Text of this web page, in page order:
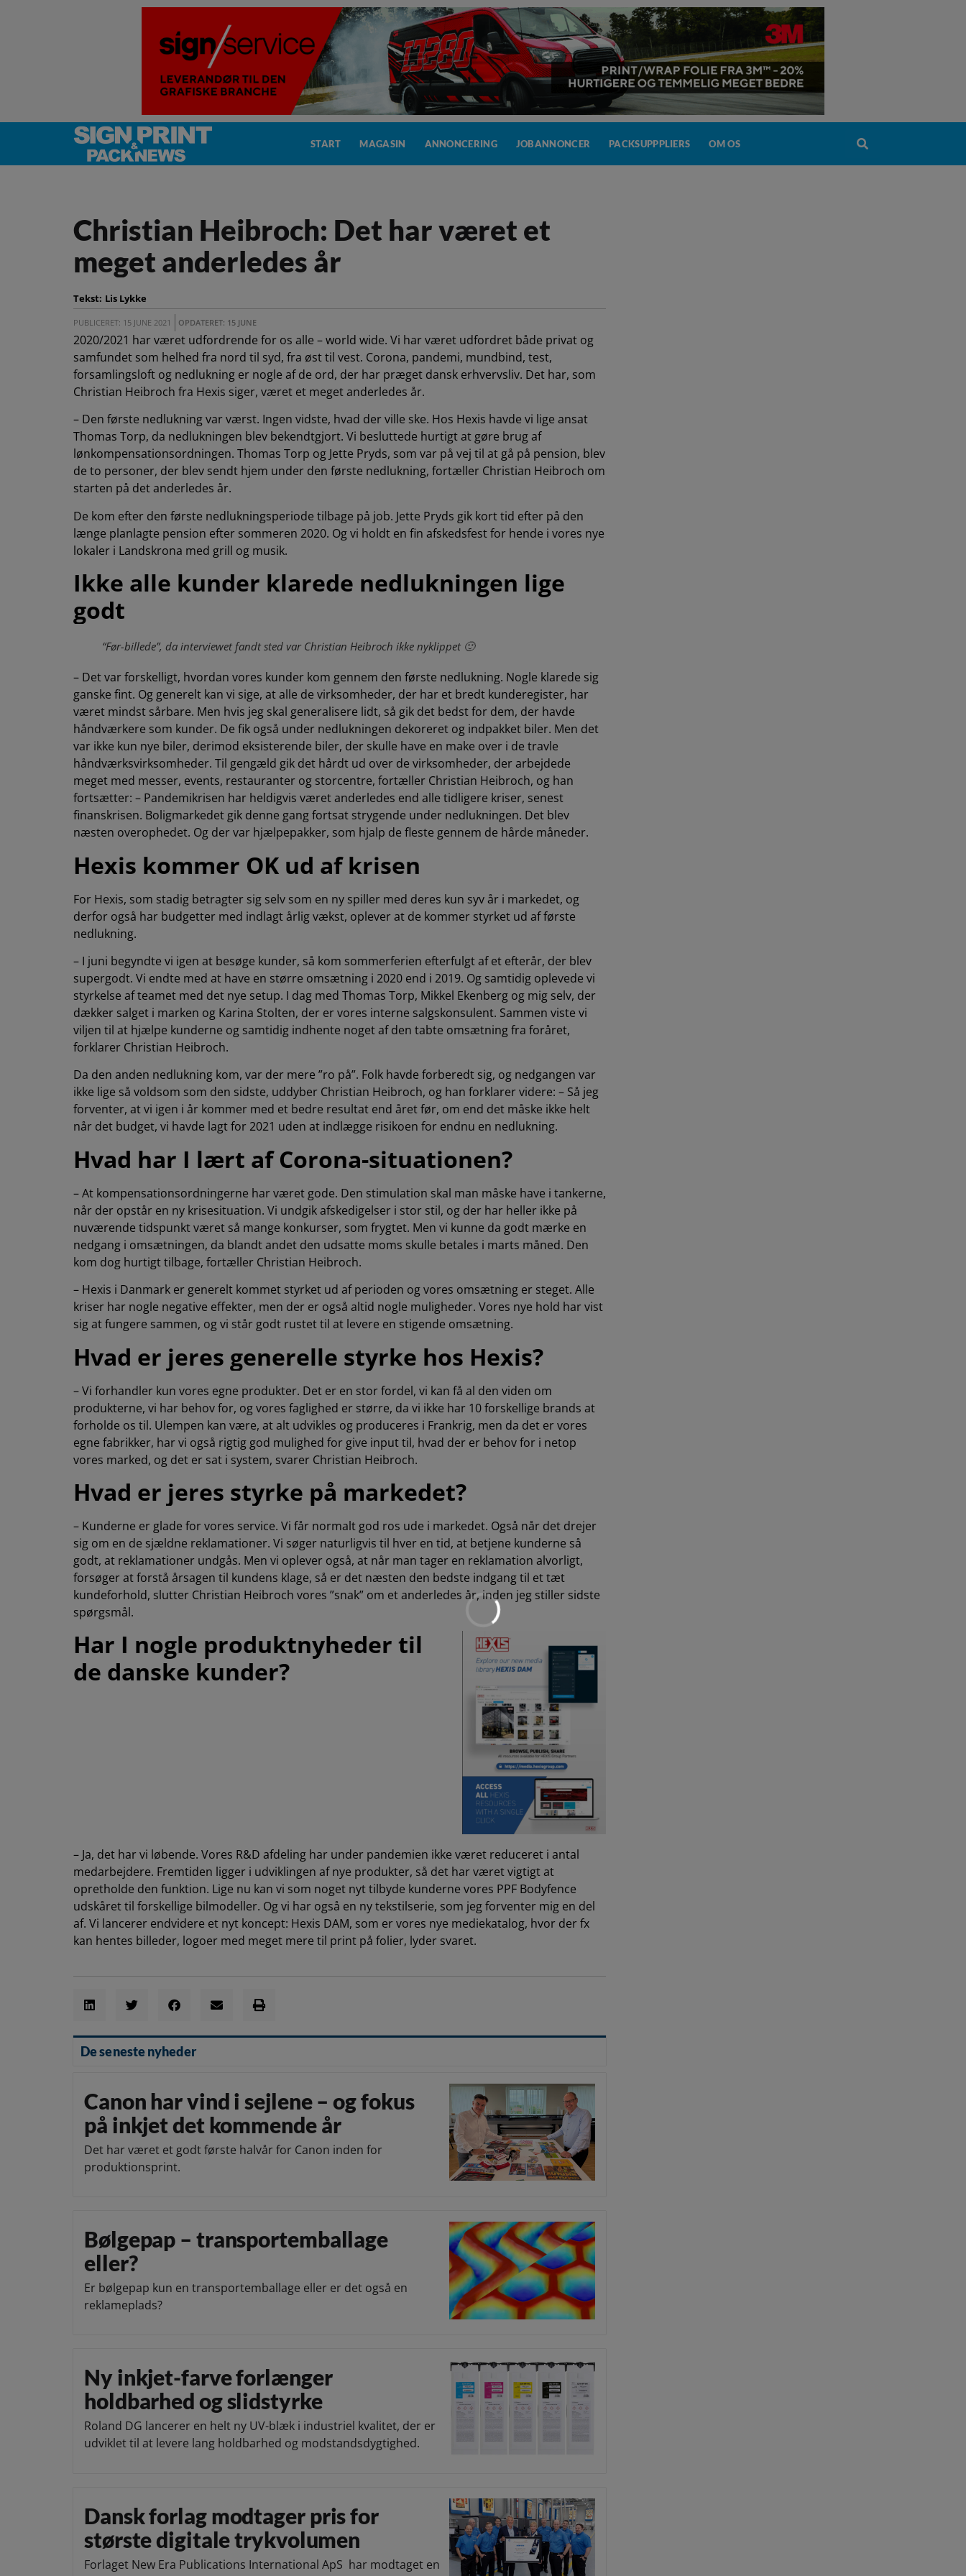
START MAGASIN ANNONCERING JOBANNONCER PACKSUPPPLIERS OM OS
Christian Heibroch: Det har været et
meget anderledes år
Tekst: Lis Lykke
PUBLICERET: 15 JUNE 2021 OPDATERET: 15 JUNE
2020/2021 har været udfordrende for os alle – world wide. Vi har været udfordret både privat og
samfundet som helhed fra nord til syd, fra øst til vest. Corona, pandemi, mundbind, test,
forsamlingsloft og nedlukning er nogle af de ord, der har præget dansk erhvervsliv. Det har, som
Christian Heibroch fra Hexis siger, været et meget anderledes år.
– Den første nedlukning var værst. Ingen vidste, hvad der ville ske. Hos Hexis havde vi lige ansat
Thomas Torp, da nedlukningen blev bekendtgjort. Vi besluttede hurtigt at gøre brug af
lønkompensationsordningen. Thomas Torp og Jette Pryds, som var på vej til at gå på pension, blev
de to personer, der blev sendt hjem under den første nedlukning, fortæller Christian Heibroch om
starten på det anderledes år.
De kom efter den første nedlukningsperiode tilbage på job. Jette Pryds gik kort tid efter på den
længe planlagte pension efter sommeren 2020. Og vi holdt en fin afskedsfest for hende i vores nye
lokaler i Landskrona med grill og musik.
Ikke alle kunder klarede nedlukningen lige
godt
“Før-billede”, da interviewet fandt sted var Christian Heibroch ikke nyklippet 🙂
– Det var forskelligt, hvordan vores kunder kom gennem den første nedlukning. Nogle klarede sig
ganske fint. Og generelt kan vi sige, at alle de virksomheder, der har et bredt kunderegister, har
været mindst sårbare. Men hvis jeg skal generalisere lidt, så gik det bedst for dem, der havde
håndværkere som kunder. De fik også under nedlukningen dekoreret og indpakket biler. Men det
var ikke kun nye biler, derimod eksisterende biler, der skulle have en make over i de travle
håndværksvirksomheder. Til gengæld gik det hårdt ud over de virksomheder, der arbejdede
meget med messer, events, restauranter og storcentre, fortæller Christian Heibroch, og han
fortsætter: – Pandemikrisen har heldigvis været anderledes end alle tidligere kriser, senest
finanskrisen. Boligmarkedet gik denne gang fortsat strygende under nedlukningen. Det blev
næsten overophedet. Og der var hjælpepakker, som hjalp de fleste gennem de hårde måneder.
Hexis kommer OK ud af krisen
For Hexis, som stadig betragter sig selv som en ny spiller med deres kun syv år i markedet, og
derfor også har budgetter med indlagt årlig vækst, oplever at de kommer styrket ud af første
nedlukning.
– I juni begyndte vi igen at besøge kunder, så kom sommerferien efterfulgt af et efterår, der blev
supergodt. Vi endte med at have en større omsætning i 2020 end i 2019. Og samtidig oplevede vi
styrkelse af teamet med det nye setup. I dag med Thomas Torp, Mikkel Ekenberg og mig selv, der
dækker salget i marken og Karina Stolten, der er vores interne salgskonsulent. Sammen viste vi
viljen til at hjælpe kunderne og samtidig indhente noget af den tabte omsætning fra foråret,
forklarer Christian Heibroch.
Da den anden nedlukning kom, var der mere ”ro på”. Folk havde forberedt sig, og nedgangen var
ikke lige så voldsom som den sidste, uddyber Christian Heibroch, og han forklarer videre: – Så jeg
forventer, at vi igen i år kommer med et bedre resultat end året før, om end det måske ikke helt
når det budget, vi havde lagt for 2021 uden at indlægge risikoen for endnu en nedlukning.
Hvad har I lært af Corona-situationen?
– At kompensationsordningerne har været gode. Den stimulation skal man måske have i tankerne,
når der opstår en ny krisesituation. Vi undgik afskedigelser i stor stil, og der har heller ikke på
nuværende tidspunkt været så mange konkurser, som frygtet. Men vi kunne da godt mærke en
nedgang i omsætningen, da blandt andet den udsatte moms skulle betales i marts måned. Den
kom dog hurtigt tilbage, fortæller Christian Heibroch.
– Hexis i Danmark er generelt kommet styrket ud af perioden og vores omsætning er steget. Alle
kriser har nogle negative effekter, men der er også altid nogle muligheder. Vores nye hold har vist
sig at fungere sammen, og vi står godt rustet til at levere en stigende omsætning.
Hvad er jeres generelle styrke hos Hexis?
– Vi forhandler kun vores egne produkter. Det er en stor fordel, vi kan få al den viden om
produkterne, vi har behov for, og vores faglighed er større, da vi ikke har 10 forskellige brands at
forholde os til. Ulempen kan være, at alt udvikles og produceres i Frankrig, men da det er vores
egne fabrikker, har vi også rigtig god mulighed for give input til, hvad der er behov for i netop
vores marked, og det er sat i system, svarer Christian Heibroch.
Hvad er jeres styrke på markedet?
– Kunderne er glade for vores service. Vi får normalt god ros ude i markedet. Også når det drejer
sig om en de sjældne reklamationer. Vi søger naturligvis til hver en tid, at betjene kunderne så
godt, at reklamationer undgås. Men vi oplever også, at når man tager en reklamation alvorligt,
forsøger at forstå årsagen til kundens klage, så er det næsten den bedste indgang til et tæt
kundeforhold, slutter Christian Heibroch vores ”snak” om et anderledes år, inden jeg stiller sidste
spørgsmål.
Har I nogle produktnyheder til
de danske kunder?
– Ja, det har vi løbende. Vores R&D afdeling har under pandemien ikke været reduceret i antal
medarbejdere. Fremtiden ligger i udviklingen af nye produkter, så det har været vigtigt at
opretholde den funktion. Lige nu kan vi som noget nyt tilbyde kunderne vores PPF Bodyfence
udskåret til forskellige bilmodeller. Og vi har også en ny tekstilserie, som jeg forventer mig en del
af. Vi lancerer endvidere et nyt koncept: Hexis DAM, som er vores nye mediekatalog, hvor der fx
kan hentes billeder, logoer med meget mere til print på folier, lyder svaret.
De seneste nyheder
Canon har vind i sejlene – og fokus
på inkjet det kommende år
Det har været et godt første halvår for Canon inden for
produktionsprint.
Bølgepap – transportemballage
eller?
Er bølgepap kun en transportemballage eller er det også en
reklameplads?
Ny inkjet-farve forlænger
holdbarhed og slidstyrke
Roland DG lancerer en helt ny UV-blæk i industriel kvalitet, der er
udviklet til at levere lang holdbarhed og modstandsdygtighed.
Dansk forlag modtager pris for
største digitale trykvolumen
Forlaget New Era Publications International ApS har modtaget en